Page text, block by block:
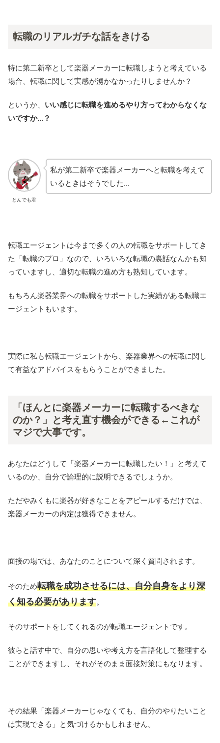
転職のリアルガチな話をきける
特に第二新卒として楽器メーカーに転職しようと考えている
場合、転職に関して実感が湧かなかったりしませんか？
というか、 いい感じに転職を進めるやり方ってわからなくな
いですか...？
とんでも君
私が第二新卒で楽器メーカーへと転職を考えて
いるときはそうでした...
転職エージェントは今まで多くの人の転職をサポートしてき
た「転職のプロ」なので、いろいろな転職の裏話なんかも知
っていますし、適切な転職の進め方も熟知しています。
もちろん楽器業界への転職をサポートした実績がある転職エ
ージェントもいます。
実際に私も転職エージェントから、楽器業界への転職に関し
て有益なアドバイスをもらうことができました。
「ほんとに楽器メーカーに転職するべきな
のか？」と考え直す機会ができる←これが
マジで大事です。
あなたはどうして「楽器メーカーに転職したい！」と考えて
いるのか、自分で論理的に説明できるでしょうか。
ただやみくもに楽器が好きなことをアピールするだけでは、
楽器メーカーの内定は獲得できません。
面接の場では、あなたのことについて深く質問されます。
そのため転職を成功させるには、自分自身をより深
く知る必要があります。
そのサポートをしてくれるのが転職エージェントです。
彼らと話す中で、自分の思いや考え方を言語化して整理する
ことができますし、それがそのまま面接対策にもなります。
その結果「楽器メーカーじゃなくても、自分のやりたいこと
は実現できる」と気づけるかもしれません。